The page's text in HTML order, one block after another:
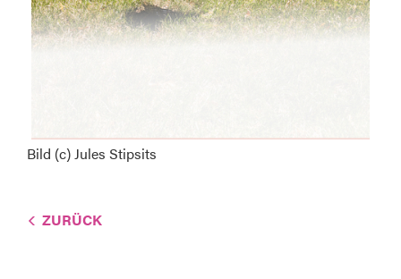
Bild (c) Jules Stipsits
ZURÜCK